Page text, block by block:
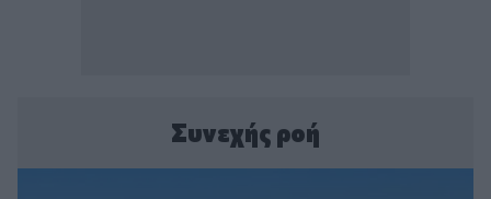
Συνεχής ροή